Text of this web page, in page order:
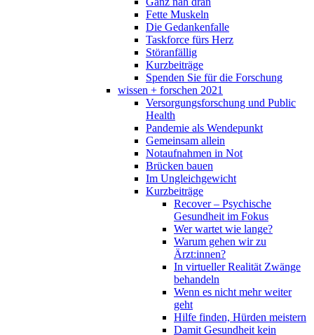
Fette Muskeln
Die Gedankenfalle
Taskforce fürs Herz
Störanfällig
Kurzbeiträge
Spenden Sie für die Forschung
wissen + forschen 2021
Versorgungsforschung und Public
Health
Pandemie als Wendepunkt
Gemeinsam allein
Notaufnahmen in Not
Brücken bauen
Im Ungleichgewicht
Kurzbeiträge
Recover – Psychische
Gesundheit im Fokus
Wer wartet wie lange?
Warum gehen wir zu
Ärzt:innen?
In virtueller Realität Zwänge
behandeln
Wenn es nicht mehr weiter
geht
Hilfe finden, Hürden meistern
Damit Gesundheit kein